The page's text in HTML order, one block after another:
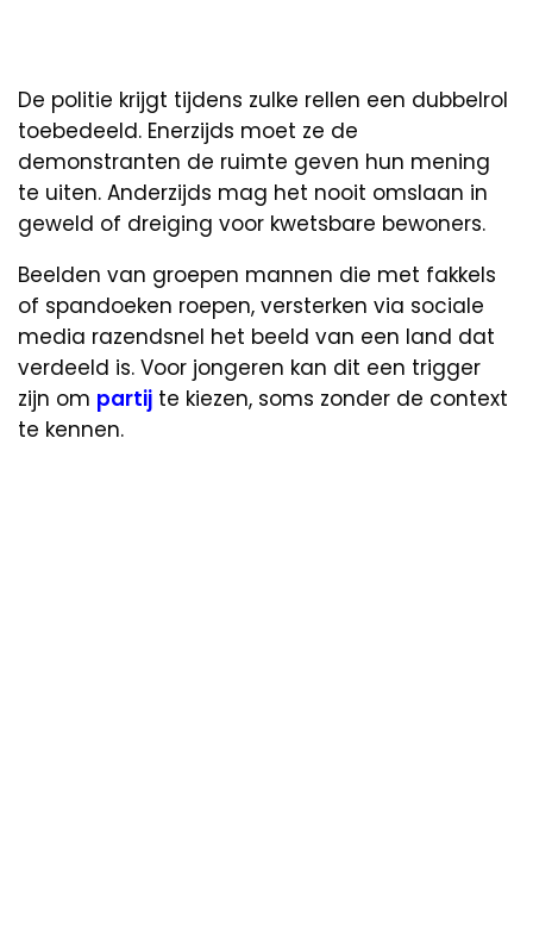
De politie krijgt tijdens zulke rellen een dubbelrol
toebedeeld. Enerzijds moet ze de
demonstranten de ruimte geven hun mening
te uiten. Anderzijds mag het nooit omslaan in
geweld of dreiging voor kwetsbare bewoners.
Beelden van groepen mannen die met fakkels
of spandoeken roepen, versterken via sociale
media razendsnel het beeld van een land dat
verdeeld is. Voor jongeren kan dit een trigger
zijn om partij te kiezen, soms zonder de context
te kennen.